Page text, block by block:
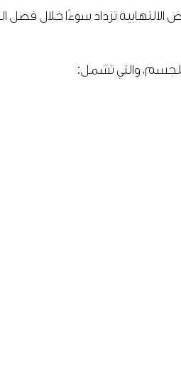
الالتهابية تزداد سوءًا خلال فصل
للجسم، والتي تشمل: